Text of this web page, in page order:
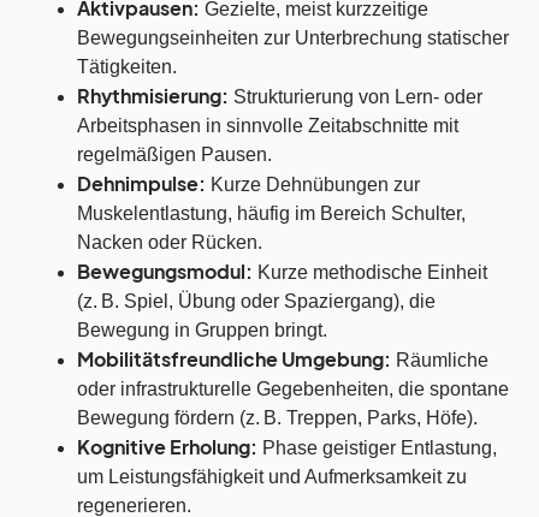
Aktivpausen: Gezielte, meist kurzzeitige
Bewegungseinheiten zur Unterbrechung statischer
Tätigkeiten.
Rhythmisierung: Strukturierung von Lern- oder
Arbeitsphasen in sinnvolle Zeitabschnitte mit
regelmäßigen Pausen.
Dehnimpulse: Kurze Dehnübungen zur
Muskelentlastung, häufig im Bereich Schulter,
Nacken oder Rücken.
Bewegungsmodul: Kurze methodische Einheit
(z. B. Spiel, Übung oder Spaziergang), die
Bewegung in Gruppen bringt.
Mobilitätsfreundliche Umgebung: Räumliche
oder infrastrukturelle Gegebenheiten, die spontane
Bewegung fördern (z. B. Treppen, Parks, Höfe).
Kognitive Erholung: Phase geistiger Entlastung,
um Leistungsfähigkeit und Aufmerksamkeit zu
regenerieren.